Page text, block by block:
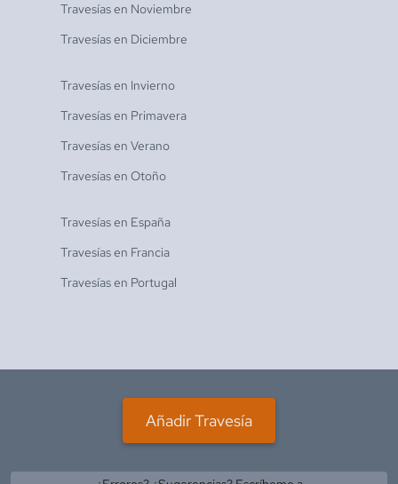
Travesías en Noviembre
Travesías en Diciembre
Travesías en Invierno
Travesías en Primavera
Travesías en Verano
Travesías en Otoño
Travesías en España
Travesías en Francia
Travesías en Portugal
Añadir Travesía